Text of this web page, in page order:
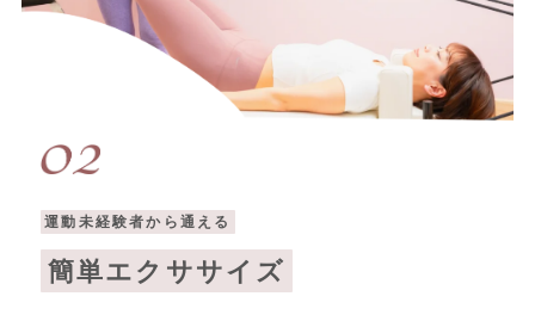
運動未経験者から通える
簡単エクササイズ